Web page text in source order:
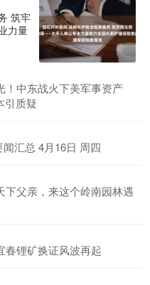
筑牢
力量
！中东战火下美军事资产
引质疑
汇总 4月16日 周四
下父亲，来这个岭南园林遇
春锂矿换证风波再起